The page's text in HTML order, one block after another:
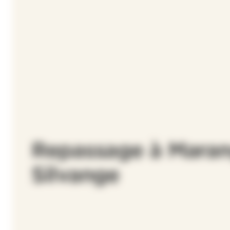
Repassage à
Silvange